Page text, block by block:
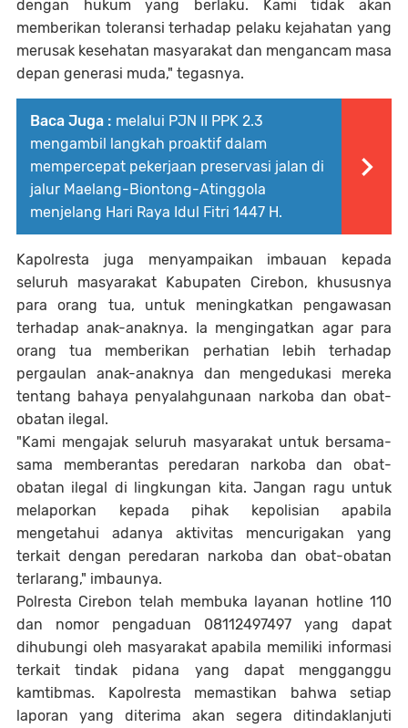
dengan hukum yang berlaku. Kami tidak akan
memberikan toleransi terhadap pelaku kejahatan yang
merusak kesehatan masyarakat dan mengancam masa
depan generasi muda," tegasnya.
Baca Juga : melalui PJN II PPK 2.3
mengambil langkah proaktif dalam
mempercepat pekerjaan preservasi jalan di
jalur Maelang-Biontong-Atinggola
menjelang Hari Raya Idul Fitri 1447 H.
Kapolresta juga menyampaikan imbauan kepada
seluruh masyarakat Kabupaten Cirebon, khususnya
para orang tua, untuk meningkatkan pengawasan
terhadap anak-anaknya. Ia mengingatkan agar para
orang tua memberikan perhatian lebih terhadap
pergaulan anak-anaknya dan mengedukasi mereka
tentang bahaya penyalahgunaan narkoba dan obat-
obatan ilegal.
"Kami mengajak seluruh masyarakat untuk bersama-
sama memberantas peredaran narkoba dan obat-
obatan ilegal di lingkungan kita. Jangan ragu untuk
melaporkan kepada pihak kepolisian apabila
mengetahui adanya aktivitas mencurigakan yang
terkait dengan peredaran narkoba dan obat-obatan
terlarang," imbaunya.
Polresta Cirebon telah membuka layanan hotline 110
dan nomor pengaduan 08112497497 yang dapat
dihubungi oleh masyarakat apabila memiliki informasi
terkait tindak pidana yang dapat mengganggu
kamtibmas. Kapolresta memastikan bahwa setiap
laporan yang diterima akan segera ditindaklanjuti